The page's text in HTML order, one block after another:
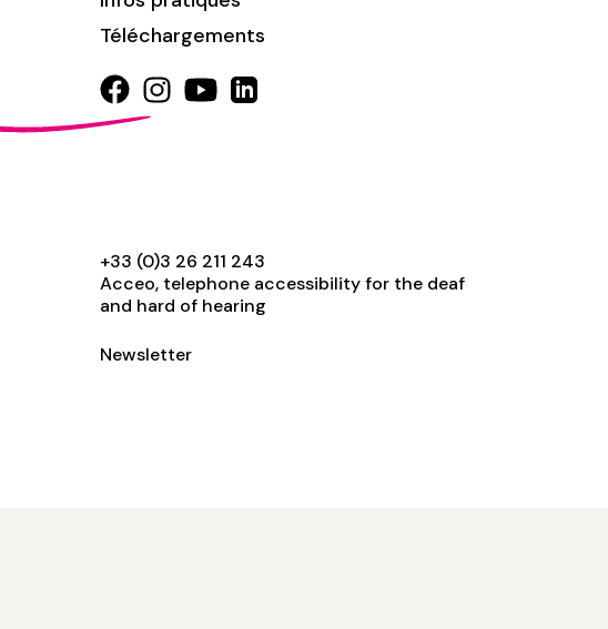
Téléchargements
+33 (0)3 26 211 243
Acceo, telephone accessibility for the deaf
and hard of hearing
Newsletter